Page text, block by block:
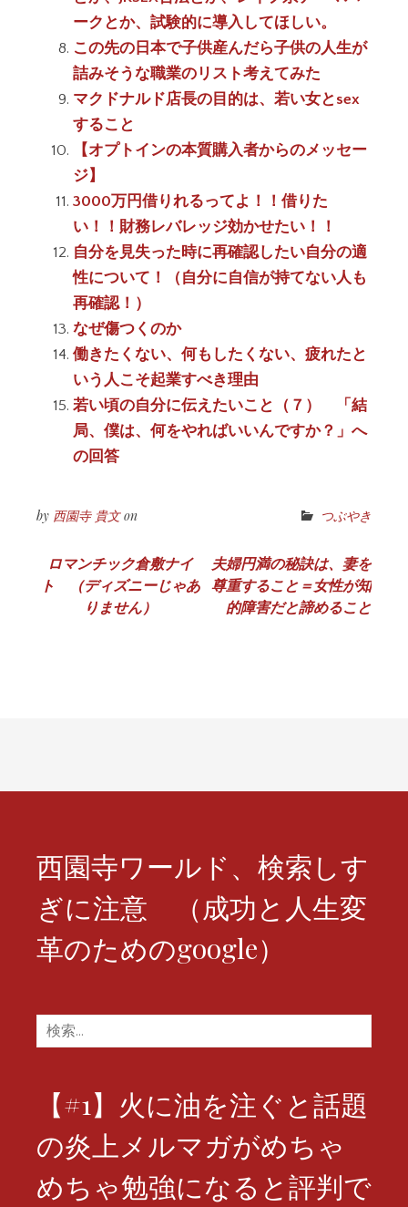
ークとか、試験的に導入してほしい。
この先の日本で子供産んだら子供の人生が
詰みそうな職業のリスト考えてみた
マクドナルド店長の目的は、若い女とsex
すること
【オプトインの本質購入者からのメッセー
ジ】
3000万円借りれるってよ！！借りた
い！！財務レバレッジ効かせたい！！
自分を見失った時に再確認したい自分の適
性について！（自分に自信が持てない人も
再確認！）
なぜ傷つくのか
働きたくない、何もしたくない、疲れたと
いう人こそ起業すべき理由
若い頃の自分に伝えたいこと（７） 「結
局、僕は、何をやればいいんですか？」へ
の回答
by 西園寺 貴文on つぶやき
投
稿
ョ
ロマンチック倉敷ナイ
ト （ディズニーじゃあ
りません）
夫婦円満の秘訣は、妻を
尊重すること＝女性が知
的障害だと諦めること
西園寺ワールド、検索しす
ぎに注意 （成功と人生変
革のためのgoogle）
検
索:
【#1】火に油を注ぐと話題
の炎上メルマガがめちゃ
めちゃ勉強になると評判で